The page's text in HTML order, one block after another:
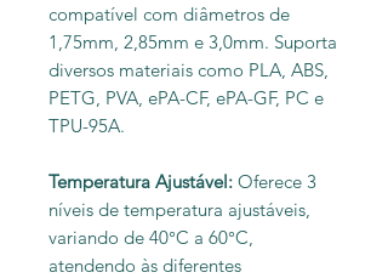
compatível com diâmetros de
1,75mm, 2,85mm e 3,0mm. Suporta
diversos materiais como PLA, ABS,
PETG, PVA, ePA-CF, ePA-GF, PC e
TPU-95A.
Temperatura Ajustável: Oferece 3
níveis de temperatura ajustáveis,
variando de 40°C a 60°C,
atendendo às diferentes